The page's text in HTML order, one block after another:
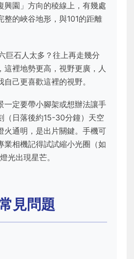
興園」方向的稜線上，有幾處
整的峽谷地形，與101的距離
巨石人太多？往上再走幾分
這裡地勢更高，視野更廣，人
己更喜歡這裡的視野。
一定要帶小腳架或想辦法讓手
（日落後約15-30分鐘）天空
火通明，是出片關鍵。手機可
業相機記得試試縮小光圈（如
光出現星芒。
見問題